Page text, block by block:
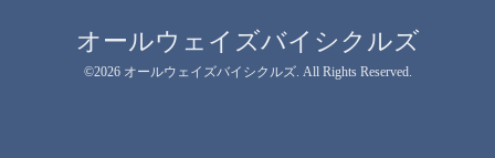
オールウェイズバイシクルズ
©2026 オールウェイズバイシクルズ. All Rights Reserved.